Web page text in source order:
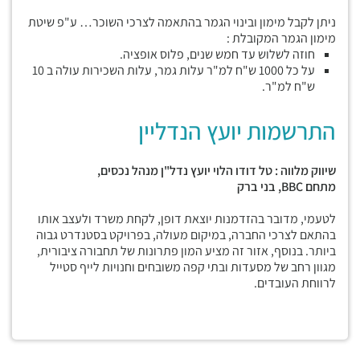
ניתן לקבל מימון ובינוי הגמר בהתאמה לצרכי השוכר… ע"פ שיטת
מימון הגמר המקובלת :
חוזה לשלוש עד חמש שנים, פלוס אופציה.
על כל 1000 ש"ח למ"ר עלות גמר, עלות השכירות עולה ב 10
ש"ח למ"ר.
התרשמות יועץ הנדליין
שיווק מלווה : טל דודו הלוי יועץ נדל"ן מנהל נכסים,
מתחם
בני ברק
לטעמי, מדובר בהזדמנות יוצאת דופן, לקחת משרד ולעצב אותו
בהתאם לצרכי החברה, במיקום מעולה, בפרויקט בסטנדרט גבוה
ביותר. בנוסף, אזור זה מציע המון פתרונות של תחבורה ציבורית,
מגוון רחב של מסעדות ובתי קפה משובחים וחנויות לייף סטייל
לרווחת העובדים.